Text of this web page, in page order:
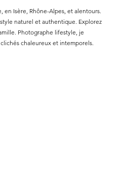
Isère, Rhône-Alpes, et alentours.
naturel et authentique. Explorez
Photographe lifestyle, je
chaleureux et intemporels.